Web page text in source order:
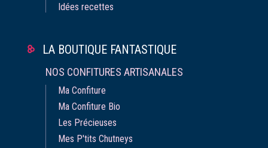
Idées recettes
LA BOUTIQUE FANTASTIQUE
NOS CONFITURES ARTISANALES
Ma Confiture
Ma Confiture Bio
Les Précieuses
Mes P'tits Chutneys